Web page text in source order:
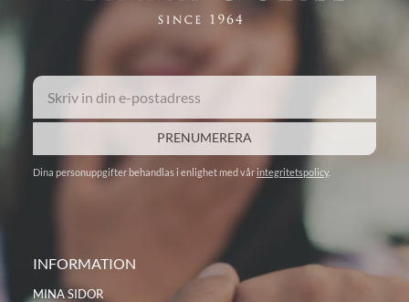
PRENUMERERA
Dina personuppgifter behandlas i enlighet med vår integritetspolicy.
INFORMATION
MINA SIDOR